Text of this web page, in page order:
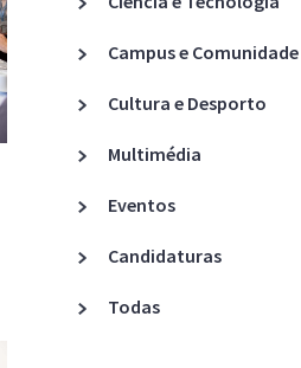
Acreditações A3ES
Campus e Comunidade
Cultura e Desporto
Multimédia
Eventos
Candidaturas
Todas